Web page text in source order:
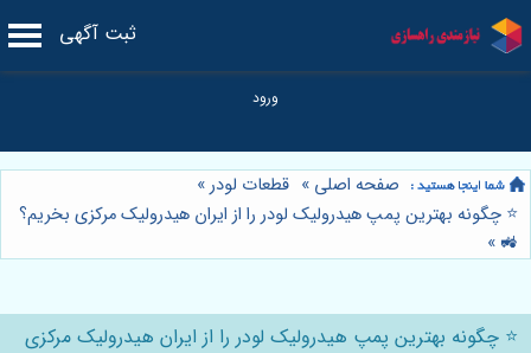
ثبت آگهی
صفحه اصلی » قطعات لودر»
⭐️ چگونه بهترین پمپ هیدرولیک لودر را از ایران هیدرولیک مرکزی بخریم؟
🚜
»
⭐️ چگونه بهترین پمپ هیدرولیک لودر را از ایران هیدرولیک مرکزی